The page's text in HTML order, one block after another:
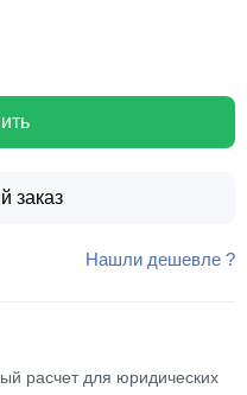
заказ
Нашли дешевле ?
расчет для юридических